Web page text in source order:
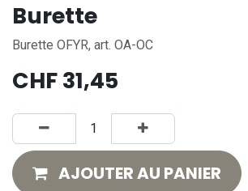
Burette
Burette OFYR, art. OA-OC
CHF31,45
AJOUTER AU PANIER